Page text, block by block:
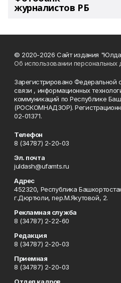
журналистов РБ
© 2020-2026 Сайт издания
Об использовании персональных
Зарегистрировано Федеральной
связи , информационных
коммуникаций по Республике
(РОСКОМНАДЗОР).
02-01371.
Телефон
8 (34787) 2-20-03
Эл. почта
juldash@ufamts.ru
Адрес
452320, Республика
г.Дюртюли, пер.М.Якутовой, 2.
Рекламная служба
8 (34787) 2-22-60
Редакция
8 (34787) 2-20-03
Приемная
8 (34787) 2-20-03